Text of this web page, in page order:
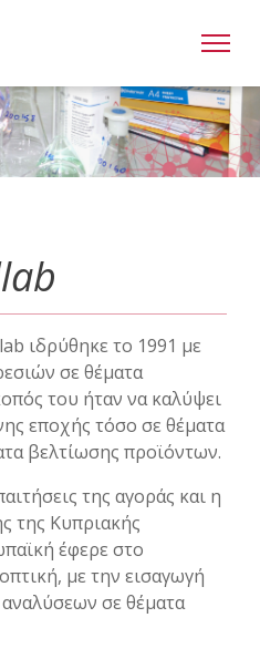
ιδρύθηκε το 1991 με
σε θέματα
του ήταν να καλύψει
εποχής τόσο σε θέματα
βελτίωσης προϊόντων.
της αγοράς και η
της Κυπριακής
έφερε στο
με την εισαγωγή
σε θέματα